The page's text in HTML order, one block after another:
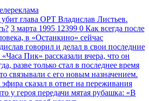
глава ОРТ Владислав Листьев.
3 марта 1995 12399 0 Как всегда после
в «Останкино» сейчас
говорил и делал в свои последние
Пик» рассказали вчера, что он
разве только стал в последнее время
связывали с его новым назначением.
сказал в ответ на переживания
у героя передачи мятая рубашка: «В